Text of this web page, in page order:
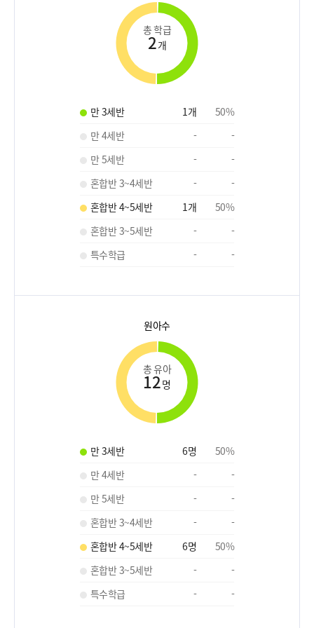
총 학급
2개
만 3세반 1개 50%
만 4세반
-
-
만 5세반
-
-
혼합반 3~4세반
-
-
혼합반 4~5세반
1개 50%
혼합반 3~5세반
-
-
특수학급
- -
원아수
총 유아
12명
만 3세반 6명 50%
만 4세반
-
-
만 5세반
-
-
혼합반 3~4세반
-
-
혼합반 4~5세반
6명 50%
혼합반 3~5세반
-
-
특수학급
- -